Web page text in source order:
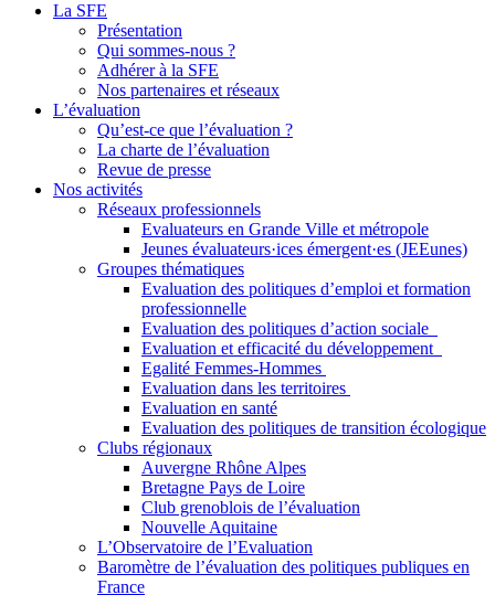
La SFE
Présentation
Qui sommes-nous ?
Adhérer à la SFE
Nos partenaires et réseaux
L’évaluation
Qu’est-ce que l’évaluation ?
La charte de l’évaluation
Revue de presse
Nos activités
Réseaux professionnels
Evaluateurs en Grande Ville et métropole
Jeunes évaluateurs·ices émergent·es (JEEunes)
Groupes thématiques
Evaluation des politiques d’emploi et formation
professionnelle
Evaluation des politiques d’action sociale
Evaluation et efficacité du développement
Egalité Femmes-Hommes
Evaluation dans les territoires
Evaluation en santé
Evaluation des politiques de transition écologique
Clubs régionaux
Auvergne Rhône Alpes
Bretagne Pays de Loire
Club grenoblois de l’évaluation
Nouvelle Aquitaine
L’Observatoire de l’Evaluation
Baromètre de l’évaluation des politiques publiques en
France